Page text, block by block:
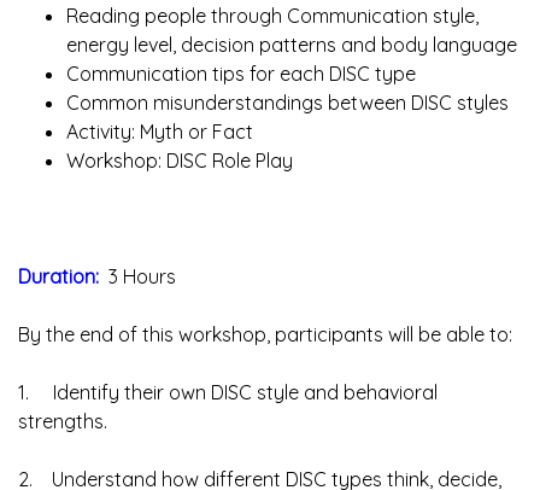
Reading people through Communication style,
energy level, decision patterns and body language
Communication tips for each DISC type
Common misunderstandings between DISC styles
Activity: Myth or Fact
Workshop: DISC Role Play
Duration: 3 Hours
By the end of this workshop, participants will be able to:
1. Identify their own DISC style and behavioral
strengths.
2. Understand how different DISC types think, decide,